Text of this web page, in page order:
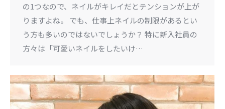
の1つなので、ネイルがキレイだとテンションが上が
りますよね。 でも、仕事上ネイルの制限があるとい
う方も多いのではないでしょうか？ 特に新入社員の
方々は「可愛いネイルをしたいけ…